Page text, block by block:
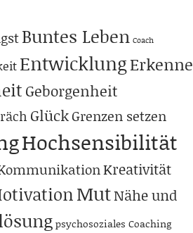
Buntes Leben Coach
EntwicklungErkenne
Geborgenheit
GlückGrenzen setzen
Hochsensibilität
Kreativität
MutNähe und
psychosoziales Coaching